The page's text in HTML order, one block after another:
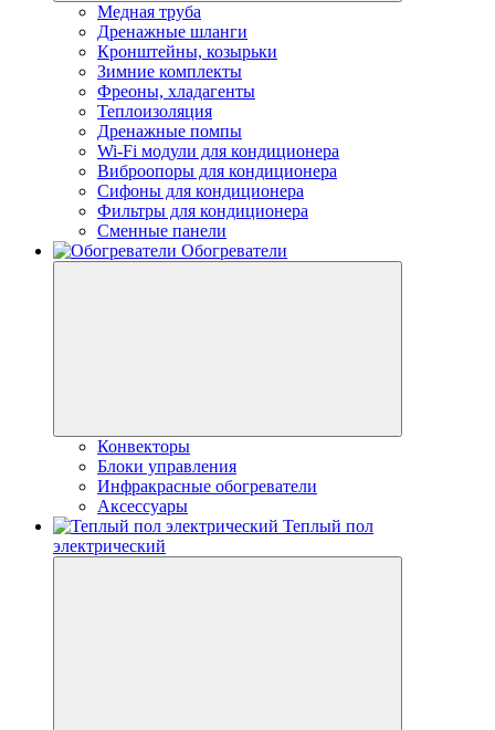
Медная труба
Дренажные шланги
Кронштейны, козырьки
Зимние комплекты
Фреоны, хладагенты
Теплоизоляция
Дренажные помпы
Wi-Fi модули для кондиционера
Виброопоры для кондиционера
Сифоны для кондиционера
Фильтры для кондиционера
Сменные панели
Обогреватели
Конвекторы
Блоки управления
Инфракрасные обогреватели
Аксессуары
Теплый пол
электрический